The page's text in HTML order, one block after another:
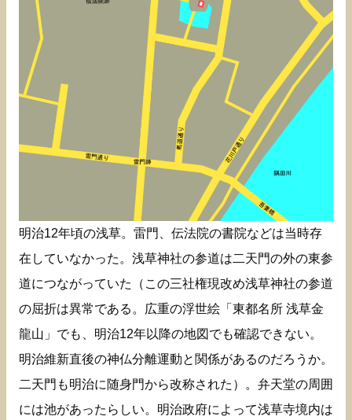
明治12年頃の浅草。雷門、伝法院の書院などは当時存
在していなかった。浅草神社の参道は二天門の外の東参
道につながっていた（この三社権現改め浅草神社の参道
の屈折は異常である。広重の浮世絵「東都名所 浅草金
龍山」でも、明治12年以降の地図でも確認できない。
明治維新直後の神仏分離運動と関係があるのだろうか。
二天門も明治に随身門から改称された）。弁天堂の周囲
には池があったらしい。明治政府によって浅草寺境内は